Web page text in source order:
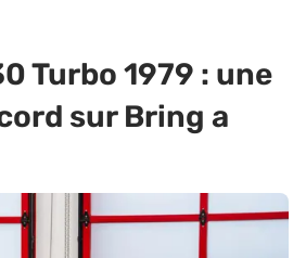
Turbo 1979 : une
sur Bring a